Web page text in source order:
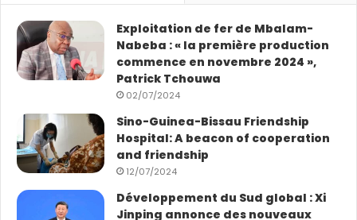
Exploitation de fer de Mbalam-
Nabeba : « la première production
commence en novembre 2024 »,
Patrick Tchouwa
02/07/2024
Sino-Guinea-Bissau Friendship
Hospital: A beacon of cooperation
and friendship
12/07/2024
Développement du Sud global : Xi
Jinping annonce des nouveaux